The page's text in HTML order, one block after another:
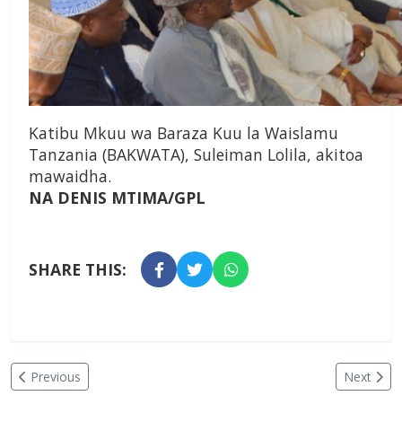
Katibu Mkuu wa Baraza Kuu la Waislamu
Tanzania (BAKWATA), Suleiman Lolila, akitoa
mawaidha.
NA DENIS MTIMA/GPL
SHARE THIS:
Previous Next